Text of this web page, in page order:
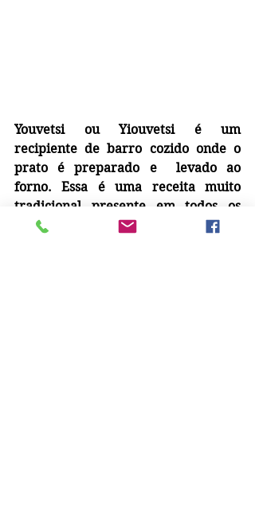
Youvetsi ou Yiouvetsi é um
recipiente de barro cozido onde o
prato é preparado e  levado ao
forno. Essa é uma receita muito
tradicional presente em todos os
restaurante e tavernas gregas, é fácil